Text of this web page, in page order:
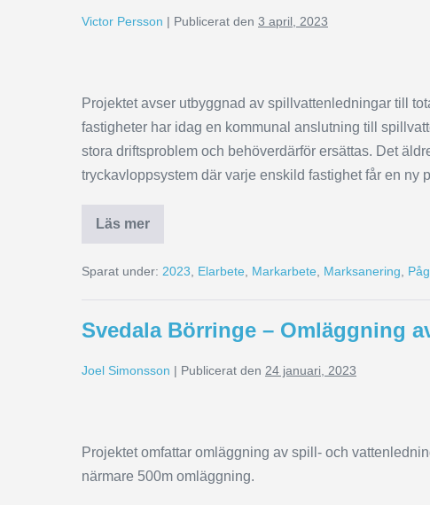
Victor Persson | Publicerat den 3 april, 2023
Projektet avser utbyggnad av spillvattenledningar till
fastigheter har idag en kommunal anslutning till
stora driftsproblem och behöverdärför ersättas. Det
tryckavloppsystem där varje enskild fastighet får en
Läs mer
Sparat under: 2023 Elarbete Markarbete Marksanering
Svedala Börringe – Omläggning
Joel Simonsson | Publicerat den 24 januari, 2023
Projektet omfattar omläggning av spill- och
närmare 500m omläggning.